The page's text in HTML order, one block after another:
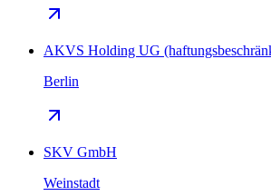
AKVS Holding UG
Berlin
SKV GmbH
Weinstadt